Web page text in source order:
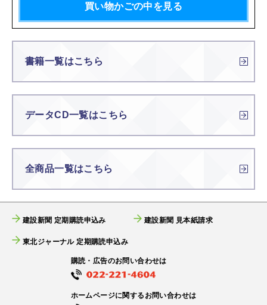
買い物かごの中を見る
書籍一覧はこちら
データCD一覧はこちら
全商品一覧はこちら
建設新聞 定期購読申込み 建設新聞 見本紙請求
東北ジャーナル 定期購読申込み
購読・広告のお問い合わせは
ホームページに関するお問い合わせは